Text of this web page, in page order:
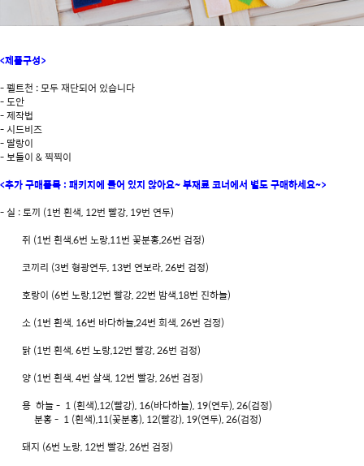
<제품구성>
- 펠트천 : 모두 재단되어 있습니다
- 도안
- 제작법
- 시드비즈
- 딸랑이
- 보들이 & 찍찍이
<추가 구매품목 : 패키지에 들어 있지 않아요~ 부재료 코너에서 별도 구매하세요~>
- 실 : 토끼 (1번 흰색, 12번 빨강, 19번 연두)
쥐 (1번 흰색,6번 노랑,11번 꽃분홍,26번 검정)
코끼리 (3번 형광연두, 13번 연보라, 26번 검정)
호랑이 (6번 노랑,12번 빨강, 22번 밤색,18번 진하늘)
소 (1번 흰색, 16번 바다하늘,24번 회색, 26번 검정)
닭 (1번 흰색, 6번 노랑,12번 빨강, 26번 검정)
양 (1번 흰색, 4번 살색, 12번 빨강, 26번 검정)
용 하늘 - 1 (흰색),12(빨강), 16(바다하늘), 19(연두), 26(검정)
분홍 - 1 (흰색),11(꽃분홍), 12(빨강), 19(연두), 26(검정)
돼지 (6번 노랑, 12번 빨강, 26번 검정)